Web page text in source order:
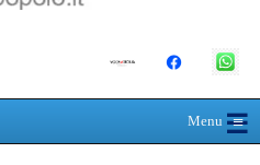
Menu≡
☰